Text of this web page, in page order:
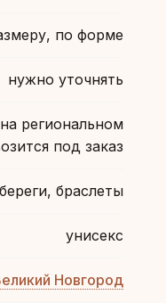
по форме
нужно уточнять
региональном
под заказ
браслеты
унисекс
Новгород